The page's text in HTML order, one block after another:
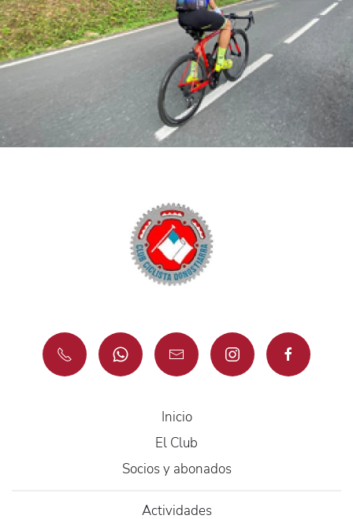
Inicio
El Club
Socios y abonados
Actividades